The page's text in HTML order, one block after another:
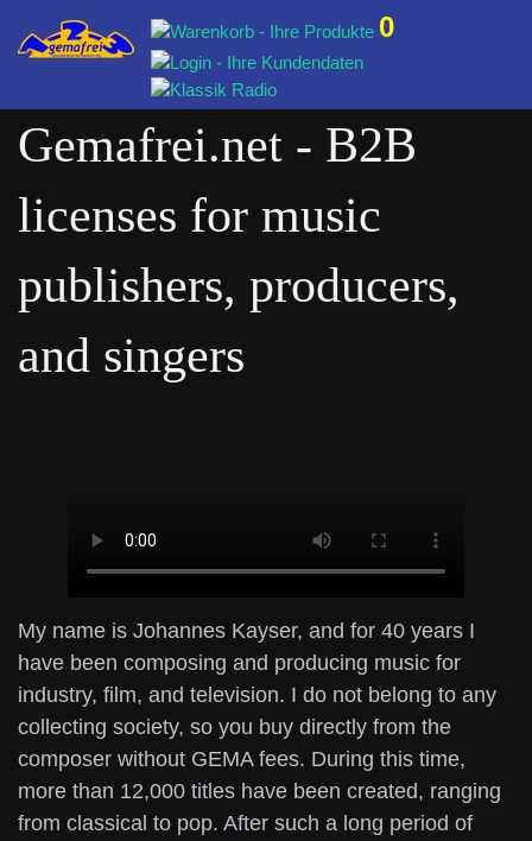
0
Gemafrei.net - B2B
licenses for music
publishers, producers,
and singers
My name is Johannes Kayser, and for 40 years I
have been composing and producing music for
industry, film, and television. I do not belong to any
collecting society, so you buy directly from the
composer without GEMA fees. During this time,
more than 12,000 titles have been created, ranging
from classical to pop. After such a long period of